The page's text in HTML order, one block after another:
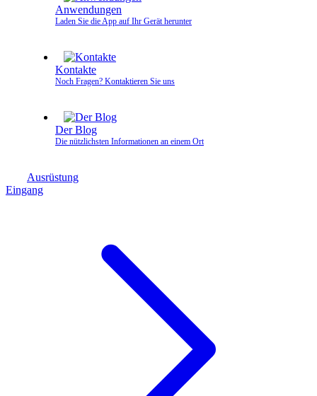
Anwendungen
Laden Sie die App auf Ihr Gerät herunter
Kontakte
Noch Fragen? Kontaktieren Sie uns
Der Blog
Die nützlichsten Informationen an einem Ort
Ausrüstung
Eingang